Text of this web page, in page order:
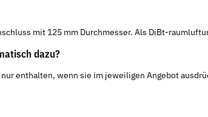
mit 125 mm Durchmesser. Als DiBt-
dazu?
enthalten, wenn sie im jeweiligen Angebot